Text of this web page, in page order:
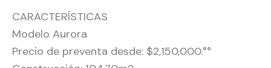
CARACTERÍSTICAS
Modelo Aurora
Precio de preventa desde: $2,150,000.°°